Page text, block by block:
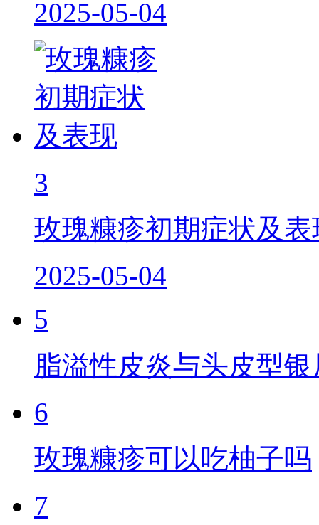
2025-05-04
3
玫瑰糠疹初期症状及表
2025-05-04
5
脂溢性皮炎与头皮型
6
玫瑰糠疹可以吃柚子吗
7